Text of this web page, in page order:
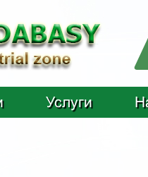
Услуги